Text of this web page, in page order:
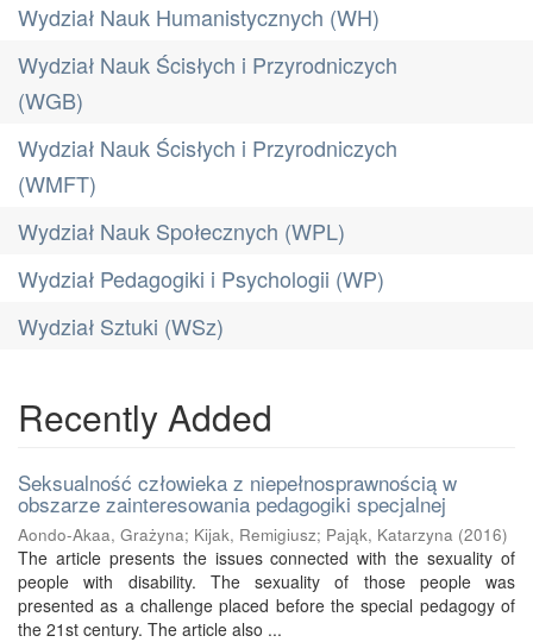
Wydział Nauk Humanistycznych (WH)
Wydział Nauk Ścisłych i Przyrodniczych
(WGB)
Wydział Nauk Ścisłych i Przyrodniczych
(WMFT)
Wydział Nauk Społecznych (WPL)
Wydział Pedagogiki i Psychologii (WP)
Wydział Sztuki (WSz)
Recently Added
Seksualność człowieka z niepełnosprawnością w
obszarze zainteresowania pedagogiki specjalnej
Aondo-Akaa, Grażyna; Kijak, Remigiusz; Pająk, Katarzyna (2016)
The article presents the issues connected with the sexuality of
people with disability. The sexuality of those people was
presented as a challenge placed before the special pedagogy of
the 21st century. The article also ...